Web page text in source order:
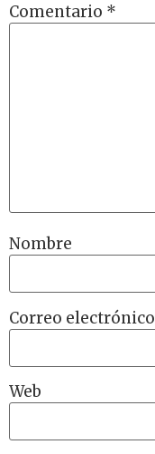
Comentario *
Nombre
Correo electrónico
Web